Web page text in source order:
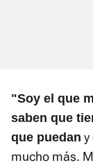
"Soy el que
saben que
que puedan y
mucho más.